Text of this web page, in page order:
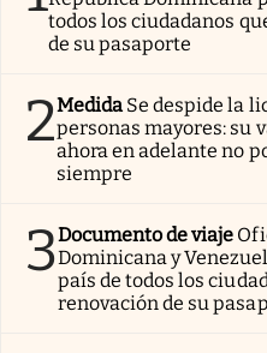
todos los ciudadanos
de su pasaporte
2Medida Se despide la
personas mayores: su
ahora en adelante no
siempre
3Documento de viaje
Dominicana y
país de todos los
renovación de su